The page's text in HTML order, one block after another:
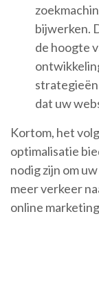
bijwerken.
de hoogte
strategieën
dat uw
Kortom, het
optimalisatie
nodig zijn om
meer verkeer
online